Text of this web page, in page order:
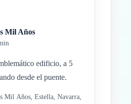
Mil Años
edificio, a 5
desde el puente.
Mil Años, Estella, Navarra,